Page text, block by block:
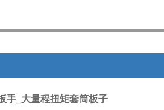
手_大量程扭矩套筒板子